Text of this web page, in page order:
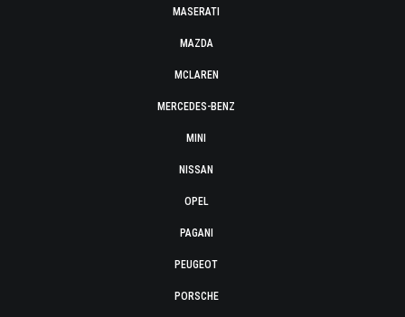
MASERATI
MAZDA
MCLAREN
MERCEDES-BENZ
MINI
NISSAN
OPEL
PAGANI
PEUGEOT
PORSCHE